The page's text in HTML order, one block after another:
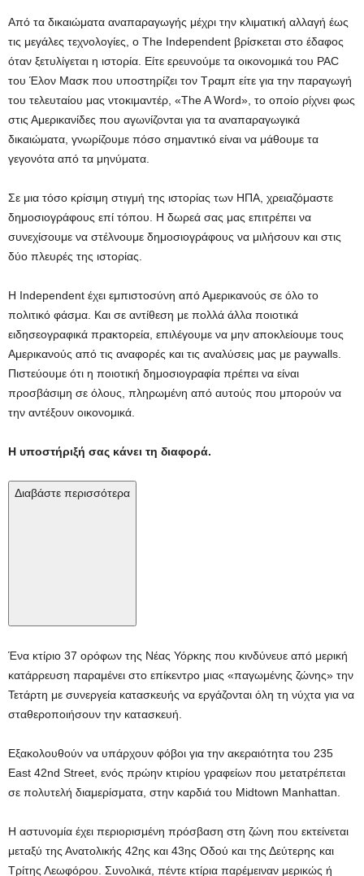
Από τα δικαιώματα αναπαραγωγής μέχρι την κλιματική αλλαγή έως
τις μεγάλες τεχνολογίες, ο The Independent βρίσκεται στο έδαφος
όταν ξετυλίγεται η ιστορία. Είτε ερευνούμε τα οικονομικά του PAC
του Έλον Μασκ που υποστηρίζει τον Τραμπ είτε για την παραγωγή
του τελευταίου μας ντοκιμαντέρ, «The A Word», το οποίο ρίχνει φως
στις Αμερικανίδες που αγωνίζονται για τα αναπαραγωγικά
δικαιώματα, γνωρίζουμε πόσο σημαντικό είναι να μάθουμε τα
γεγονότα από τα μηνύματα.
Σε μια τόσο κρίσιμη στιγμή της ιστορίας των ΗΠΑ, χρειαζόμαστε
δημοσιογράφους επί τόπου. Η δωρεά σας μας επιτρέπει να
συνεχίσουμε να στέλνουμε δημοσιογράφους να μιλήσουν και στις
δύο πλευρές της ιστορίας.
Η Independent έχει εμπιστοσύνη από Αμερικανούς σε όλο το
πολιτικό φάσμα. Και σε αντίθεση με πολλά άλλα ποιοτικά
ειδησεογραφικά πρακτορεία, επιλέγουμε να μην αποκλείουμε τους
Αμερικανούς από τις αναφορές και τις αναλύσεις μας με paywalls.
Πιστεύουμε ότι η ποιοτική δημοσιογραφία πρέπει να είναι
προσβάσιμη σε όλους, πληρωμένη από αυτούς που μπορούν να
την αντέξουν οικονομικά.
Η υποστήριξή σας κάνει τη διαφορά.
Διαβάστε περισσότερα
Ένα κτίριο 37 ορόφων της Νέας Υόρκης που κινδύνευε από μερική
κατάρρευση παραμένει στο επίκεντρο μιας «παγωμένης ζώνης» την
Τετάρτη με συνεργεία κατασκευής να εργάζονται όλη τη νύχτα για να
σταθεροποιήσουν την κατασκευή.
Εξακολουθούν να υπάρχουν φόβοι για την ακεραιότητα του 235
East 42nd Street, ενός πρώην κτιρίου γραφείων που μετατρέπεται
σε πολυτελή διαμερίσματα, στην καρδιά του Midtown Manhattan.
Η αστυνομία έχει περιορισμένη πρόσβαση στη ζώνη που εκτείνεται
μεταξύ της Ανατολικής 42ης και 43ης Οδού και της Δεύτερης και
Τρίτης Λεωφόρου. Συνολικά, πέντε κτίρια παρέμειναν μερικώς ή